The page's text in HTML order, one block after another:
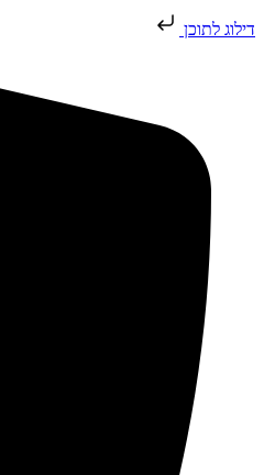
דילוג לתוכן